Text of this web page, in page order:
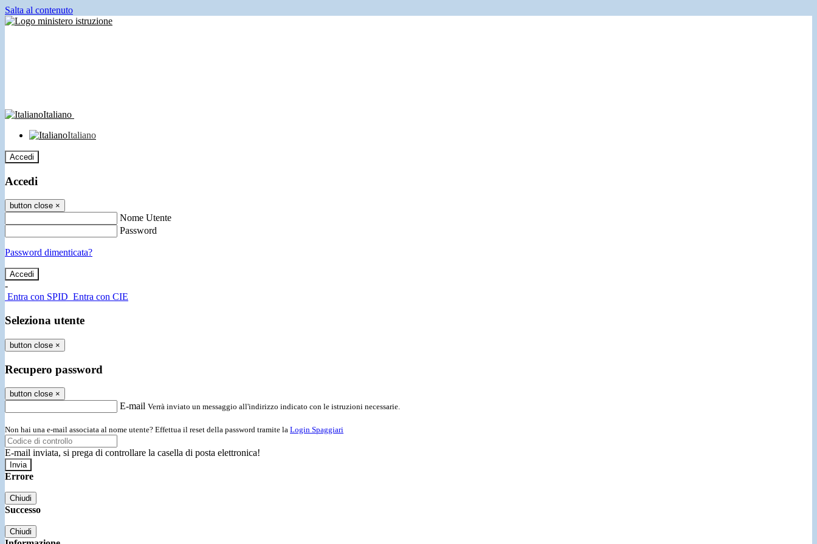
Salta al contenuto
Italiano
Italiano
Accedi
Accedi
button close ×
Nome Utente
Password
Password dimenticata?
-
Entra con SPID Entra con CIE
Seleziona utente
button close ×
Recupero password
button close ×
E-mail Verrà inviato un messaggio all'indirizzo indicato con le istruzioni necessarie.
Non hai una e-mail associata al nome utente? Effettua il reset della password tramite la Login Spaggiari
E-mail inviata, si prega di controllare la casella di posta elettronica!
Errore
Chiudi
Successo
Chiudi